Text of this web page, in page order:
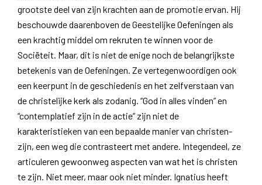
grootste deel van zijn krachten aan de promotie ervan. Hij
beschouwde daarenboven de Geestelijke Oefeningen als
een krachtig middel om rekruten te winnen voor de
Sociëteit. Maar, dit is niet de enige noch de belangrijkste
betekenis van de Oefeningen. Ze vertegenwoordigen ook
een keerpunt in de geschiedenis en het zelfverstaan van
de christelijke kerk als zodanig. “God in alles vinden” en
“contemplatief zijn in de actie” zijn niet de
karakteristieken van een bepaalde manier van christen-
zijn, een weg die contrasteert met andere. Integendeel, ze
articuleren gewoonweg aspecten van wat het is christen
te zijn. Niet meer, maar ook niet minder. Ignatius heeft